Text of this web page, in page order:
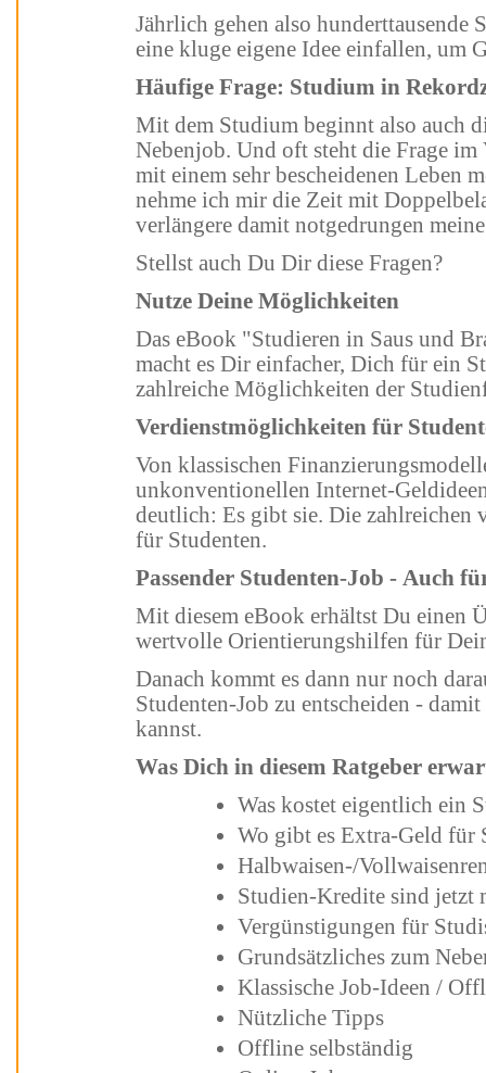
Jährlich gehen also hunderttausende Studenten auf Jobsuche oder lassen sich
eine kluge eigene Idee einfallen,
Häufige Frage: Studium in
Mit dem Studium beginnt also auch die Suche nach einem geeigneten
Nebenjob. Und oft steht die Frage im Vordergrund: Klotze ich rein und ziehe
mit einem sehr bescheidenen Leben mein Studium in Rekordzeit durch oder
nehme ich mir die Zeit mit
verlängere damit notgedrungen
Stellst auch Du Dir diese Fragen?
Nutze Deine Möglichkeiten
Das eBook "Studieren in Saus und Braus - Studium clever finanzieren"
macht es Dir einfacher, Dich für ein Studium zu
zahlreiche
Verdienstmöglichkeiten für
Von klassischen Finanzierungsmodellen bis hin zu ganz neuen und
unkonventionellen Internet-Geldideen. Dieses eBook macht eines ganz
deutlich: Es gibt sie. Die zahlreichen verschiedenen Verdienstmöglichkeiten
für Studenten.
Passender Studenten-Job -
Mit diesem eBook erhältst Du einen Überblick, wichtige Denkanstöße sowie
wertvolle Orientierungshilfen für
Danach kommt es dann nur noch darauf an, Dich für den passenden
Studenten-Job zu entscheiden - damit auch Du in Saus und Braus studieren
kannst.
Was Dich in diesem Ratgeber
Studien-Kredite sind jetzt
Vergünstigungen für
Nützliche Tipps
Offline selbständig